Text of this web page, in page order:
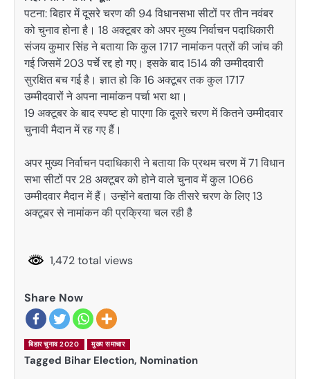
पटना: बिहार में दूसरे चरण की 94 विधानसभा सीटों पर तीन नवंबर
को चुनाव होना है। 18 अक्टूबर को अपर मुख्य निर्वाचन पदाधिकारी
संजय कुमार सिंह ने बताया कि कुल 1717 नामांकन पत्रों की जांच की
गई जिसमें 203 पर्चे रद्द हो गए। इसके बाद 1514 की उम्मीदवारी
सुरक्षित बच गई है। ज्ञात हो कि 16 अक्टूबर तक कुल 1717
उम्मीदवारों ने अपना नामांकन पर्चा भरा था।
19 अक्टूबर के बाद स्पष्ट हो पाएगा कि दूसरे चरण में कितने उम्मीदवार
चुनावी मैदान में रह गए हैं।
अपर मुख्य निर्वाचन पदाधिकारी ने बताया कि प्रथम चरण में 71 विधान
सभा सीटों पर 28 अक्टूबर को होने वाले चुनाव में कुल 1066
उम्मीदवार मैदान में हैं। उन्होंने बताया कि तीसरे चरण के लिए 13
अक्टूबर से नामांकन की प्रक्रिया चल रही है
1,472 total views
Share Now
बिहार चुनाव 2020 मुख्य समाचार
Tagged Bihar Election, Nomination